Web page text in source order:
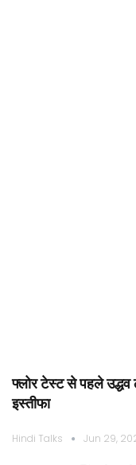
फ्लोर टेस्ट से पहले उद्धव
इस्तीफा
Hindi Talks Jun 29,